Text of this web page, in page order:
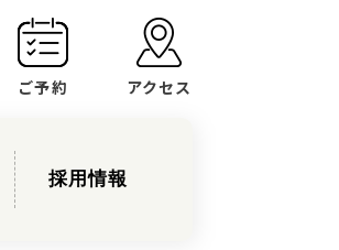
ご予約 アクセス
採用情報